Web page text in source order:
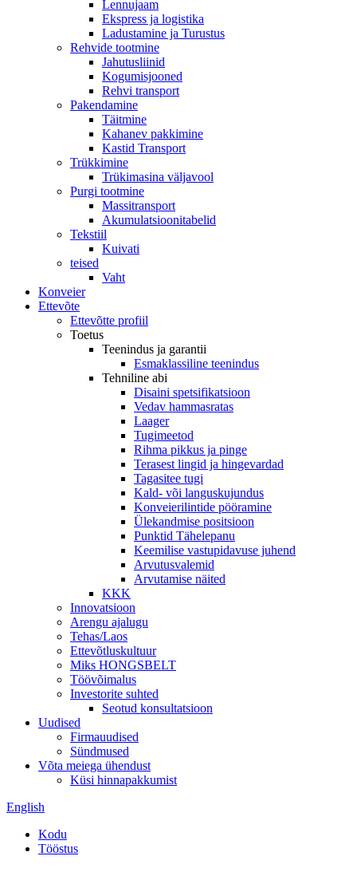
Lennujaam
Ekspress ja logistika
Ladustamine ja Turustus
Rehvide tootmine
Jahutusliinid
Kogumisjooned
Rehvi transport
Pakendamine
Täitmine
Kahanev pakkimine
Kastid Transport
Trükkimine
Trükimasina väljavool
Purgi tootmine
Massitransport
Akumulatsioonitabelid
Tekstiil
Kuivati
teised
Vaht
Konveier
Ettevõte
Ettevõtte profiil
Toetus
Teenindus ja garantii
Esmaklassiline teenindus
Tehniline abi
Disaini spetsifikatsioon
Vedav hammasratas
Laager
Tugimeetod
Rihma pikkus ja pinge
Terasest lingid ja hingevardad
Tagasitee tugi
Kald- või languskujundus
Konveierilintide pööramine
Ülekandmise positsioon
Punktid Tähelepanu
Keemilise vastupidavuse juhend
Arvutusvalemid
Arvutamise näited
KKK
Innovatsioon
Arengu ajalugu
Tehas/Laos
Ettevõtluskultuur
Miks HONGSBELT
Töövõimalus
Investorite suhted
Seotud konsultatsioon
Uudised
Firmauudised
Sündmused
Võta meiega ühendust
Küsi hinnapakkumist
English
Kodu
Tööstus